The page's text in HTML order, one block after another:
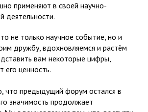
применяют в своей научно-
деятельности.
не только научное событие, но и
дружбу, вдохновляемся и растём
вам некоторые цифры,
ценность.
что предыдущий форум остался в
значимость продолжает